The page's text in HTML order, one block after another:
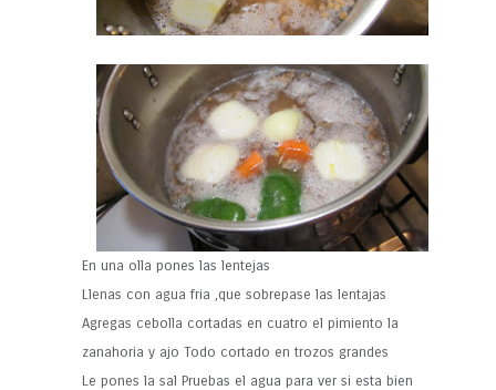
En una olla pones las lentejas
Llenas con agua fria ,que sobrepase las lentajas
Agregas cebolla cortadas en cuatro el pimiento la
zanahoria y ajo Todo cortado en trozos grandes
Le pones la sal Pruebas el agua para ver si esta bien